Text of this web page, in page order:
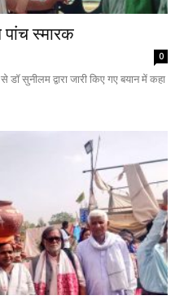
पांच स्मारक
0
सुनीलम द्वारा जारी किए गए बयान में कहा